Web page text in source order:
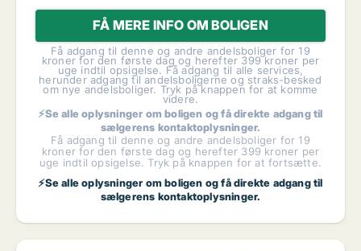
FÅ MERE INFO OM BOLIGEN
Få adgang til denne og andre andelsboliger for 19
kroner for den første dag og herefter 399 kroner per
uge indtil opsigelse. Få adgang til alle services,
herunder adgang til andelsboligerne og straks-besked
om nye andelsboliger. Tryk på knappen for at komme
videre.
⚡Se alle oplysninger om boligen og få direkte adgang til
sælgerens kontaktoplysninger.
Få adgang til denne og andre andelsboliger for 19
kroner for den første dag og herefter 399 kroner per
uge indtil opsigelse. Tryk på knappen for at fortsætte.
⚡Se alle oplysninger om boligen og få direkte adgang til
sælgerens kontaktoplysninger.